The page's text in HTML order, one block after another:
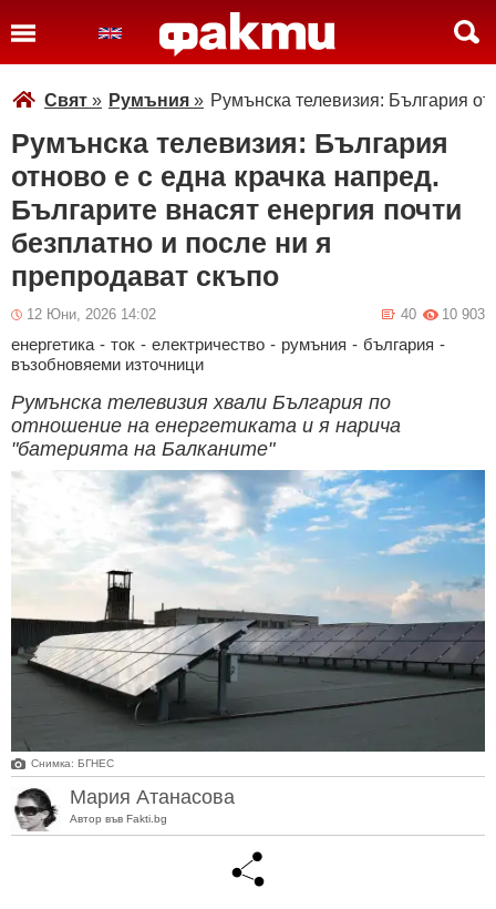
Свят » Румъния » Румънска телевизия: България
Румънска телевизия: България
отново е с една крачка напред.
Българите внасят енергия почти
безплатно и после ни я
препродават скъпо
12 Юни, 2026 14:02 10 903
40
енергетика - ток - електричество - румъния - българия -
възобновяеми източници
Румънска телевизия хвали България по
отношение на енергетиката и я нарича
"батерията на Балканите"
Снимка: БГНЕС
Мария Атанасова
Автор във Fakti.bg